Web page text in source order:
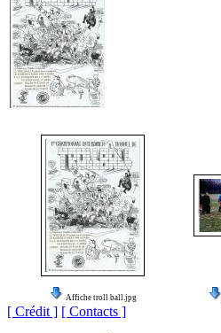
Affiche troll ball.jpg
[ Crédit ] [ Contacts ]